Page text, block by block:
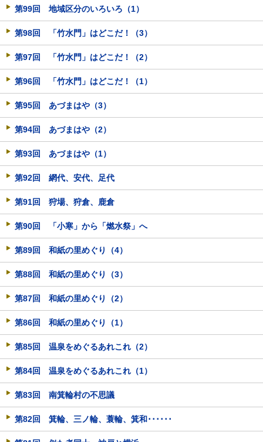
第99回 地域区分のいろいろ（1）
第98回 「竹水門」はどこだ！（3）
第97回 「竹水門」はどこだ！（2）
第96回 「竹水門」はどこだ！（1）
第95回 あづまはや（3）
第94回 あづまはや（2）
第93回 あづまはや（1）
第92回 網代、安代、足代
第91回 狩場、狩倉、鹿倉
第90回 「小寒」から「燃水祭」へ
第89回 和紙の里めぐり（4）
第88回 和紙の里めぐり（3）
第87回 和紙の里めぐり（2）
第86回 和紙の里めぐり（1）
第85回 温泉をめぐるあれこれ（2）
第84回 温泉をめぐるあれこれ（1）
第83回 南箕輪村の不思議
第82回 箕輪、三ノ輪、蓑輪、箕和･･････